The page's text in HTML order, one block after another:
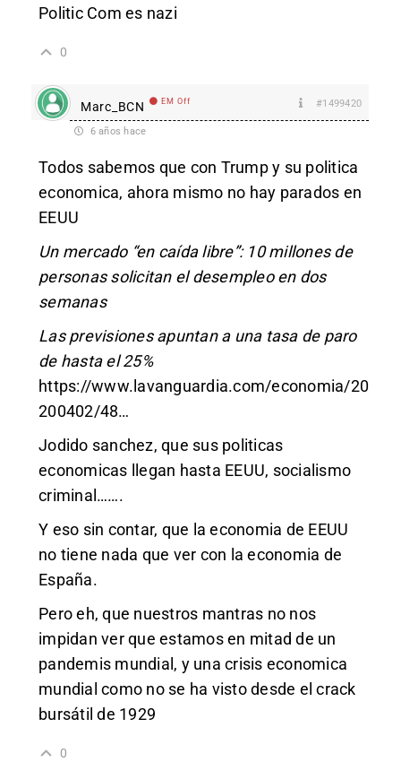
Politic Com es nazi
0
Marc_BCN EM Off #1499420
6 años hace
Todos sabemos que con Trump y su politica
economica, ahora mismo no hay parados en
EEUU
Un mercado “en caída libre”: 10 millones de
personas solicitan el desempleo en dos
semanas
Las previsiones apuntan a una tasa de paro
de hasta el 25%
https://www.lavanguardia.com/economia/20
200402/48…
Jodido sanchez, que sus politicas
economicas llegan hasta EEUU, socialismo
criminal…….
Y eso sin contar, que la economia de EEUU
no tiene nada que ver con la economia de
España.
Pero eh, que nuestros mantras no nos
impidan ver que estamos en mitad de un
pandemis mundial, y una crisis economica
mundial como no se ha visto desde el crack
bursátil de 1929
0